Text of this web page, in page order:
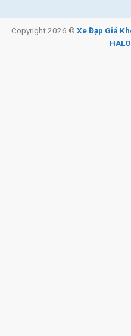
Copyright 2026 © Xe Đạp Giá